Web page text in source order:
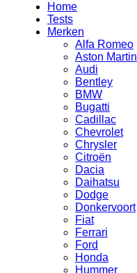
Home
Tests
Merken
Alfa Romeo
Aston Martin
Audi
Bentley
BMW
Bugatti
Cadillac
Chevrolet
Chrysler
Citroën
Dacia
Daihatsu
Dodge
Donkervoort
Fiat
Ferrari
Ford
Honda
Hummer